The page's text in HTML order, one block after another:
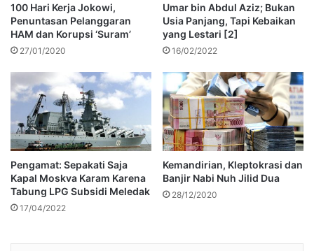
100 Hari Kerja Jokowi,
Penuntasan Pelanggaran
HAM dan Korupsi ‘Suram’
27/01/2020
Umar bin Abdul Aziz; Bukan
Usia Panjang, Tapi Kebaikan
yang Lestari [2]
16/02/2022
Pengamat: Sepakati Saja
Kapal Moskva Karam Karena
Tabung LPG Subsidi Meledak
17/04/2022
Kemandirian, Kleptokrasi dan
Banjir Nabi Nuh Jilid Dua
28/12/2020